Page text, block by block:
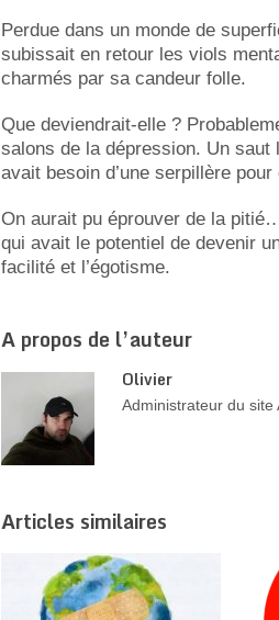
Perdue dans un monde de
subissait en retour les viols
charmés par sa candeur folle.
Que deviendrait-elle ?
salons de la dépression. Un saut
avait besoin d’une serpillère
On aurait pu éprouver de la
qui avait le potentiel de devenir
facilité et l’égotisme.
A propos de l’auteur
Olivier
Administrateur du
Articles similaires